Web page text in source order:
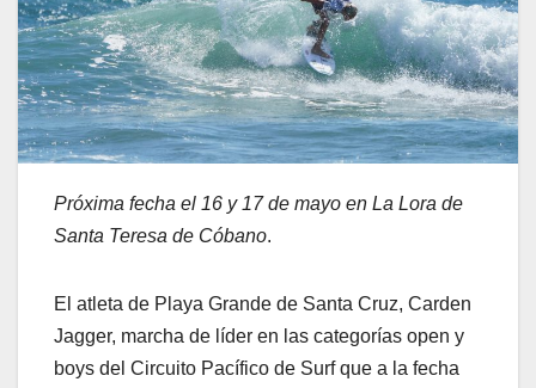
Próxima fecha el 16 y 17 de mayo en La Lora de
Santa Teresa de Cóbano.
El atleta de Playa Grande de Santa Cruz, Carden
Jagger, marcha de líder en las categorías open y
boys del Circuito Pacífico de Surf que a la fecha